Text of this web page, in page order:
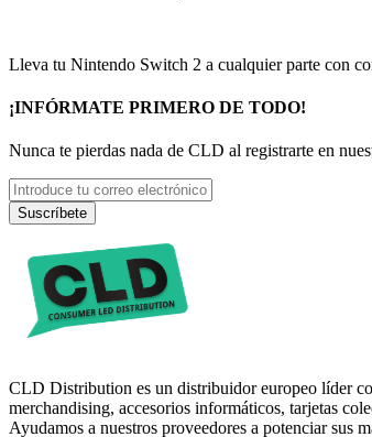
Lleva tu Nintendo Switch 2 a cualquier parte con
¡INFÓRMATE PRIMERO DE TODO!
Nunca te pierdas nada de CLD al registrarte en
Suscríbete
CLD Distribution es un distribuidor europeo líder
merchandising, accesorios informáticos, tarjetas
Ayudamos a nuestros proveedores a potenciar sus